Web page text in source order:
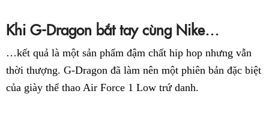
Khi G-Dragon bắt tay cùng Nike…
…kết quả là một sản phẩm đậm chất hip hop nhưng vẫn
thời thượng. G-Dragon đã làm nên một phiên bản đặc biệt
của giày thể thao Air Force 1 Low trứ danh.